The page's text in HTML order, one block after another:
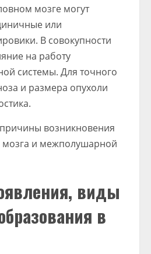
мозге могут
или
В совокупности
на работу
системы. Для точного
и размера опухоли
виды
в